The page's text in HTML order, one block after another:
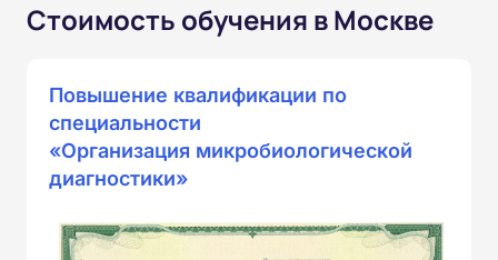
Стоимость обучения в Москве
Повышение квалификации по
специальности
«Организация микробиологической
диагностики»